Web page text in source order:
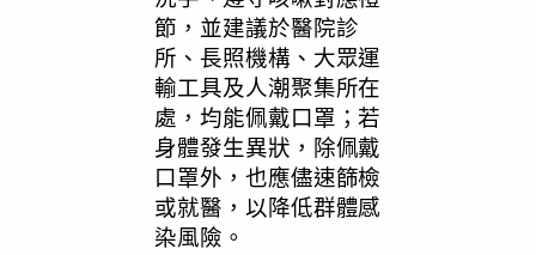
節，並建議於醫院診
所、長照機構、大眾運
輸工具及人潮聚集所在
處，均能佩戴口罩；若
身體發生異狀，除佩戴
口罩外，也應儘速篩檢
或就醫，以降低群體感
染風險。